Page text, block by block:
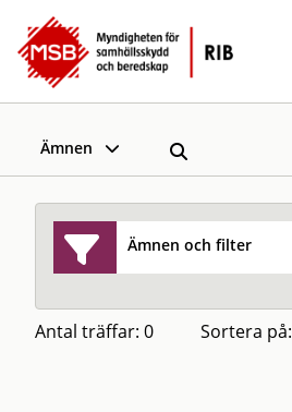
Ämnen
Ämnen och filter
Antal träffar: 0 Sortera på: